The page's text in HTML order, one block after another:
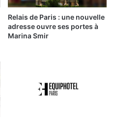
Relais de Paris : une nouvelle
adresse ouvre ses portes à
Marina Smir